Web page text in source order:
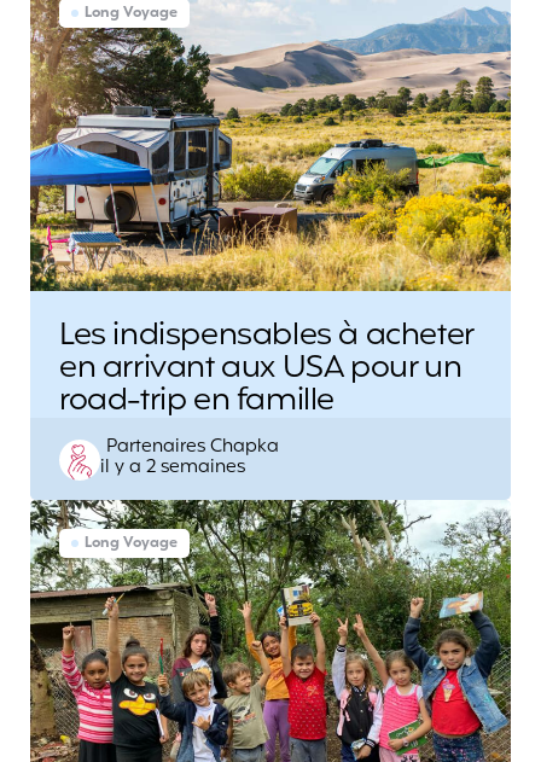
Long Voyage
Les indispensables à acheter
en arrivant aux USA pour un
road-trip en famille
Posted
by
Partenaires Chapka
il y a 2 semaines
Long Voyage